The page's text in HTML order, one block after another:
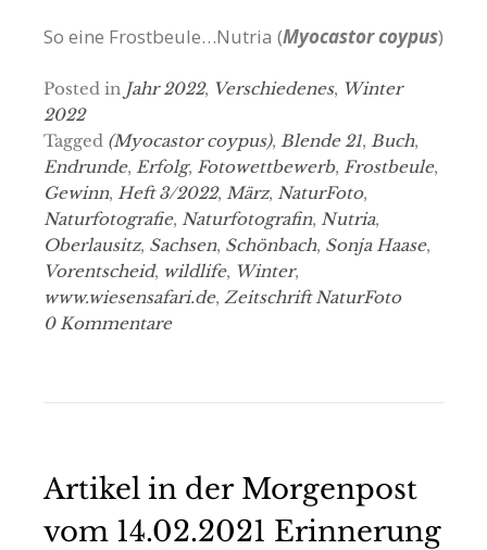
So eine Frostbeule…Nutria (Myocastor coypus)
Posted in Jahr 2022, Verschiedenes, Winter
2022
Tagged (Myocastor coypus), Blende 21, Buch,
Endrunde, Erfolg, Fotowettbewerb, Frostbeule,
Gewinn, Heft 3/2022, März, NaturFoto,
Naturfotografie, Naturfotografin, Nutria,
Oberlausitz, Sachsen, Schönbach, Sonja Haase,
Vorentscheid, wildlife, Winter,
www.wiesensafari.de, Zeitschrift NaturFoto
0 Kommentare
Artikel in der Morgenpost
vom 14.02.2021 Erinnerung